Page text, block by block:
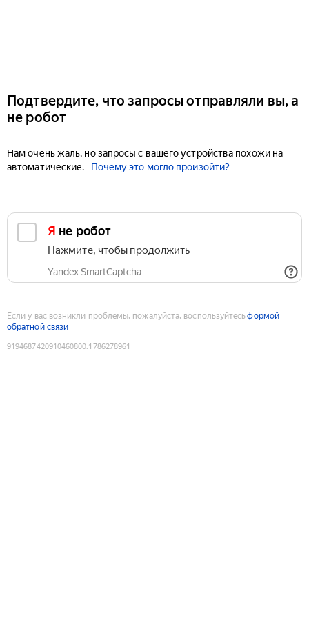
Подтвердите, что запросы отправляли вы, а
не робот
Нам очень жаль, но запросы с вашего устройства похожи на
автоматические.
Почему это могло произойти?
Я не робот
Нажмите, чтобы продолжить
Yandex SmartCaptcha
Если у вас возникли проблемы, пожалуйста, воспользуйтесьформой
обратной связи
9194687420910460800:1786278961